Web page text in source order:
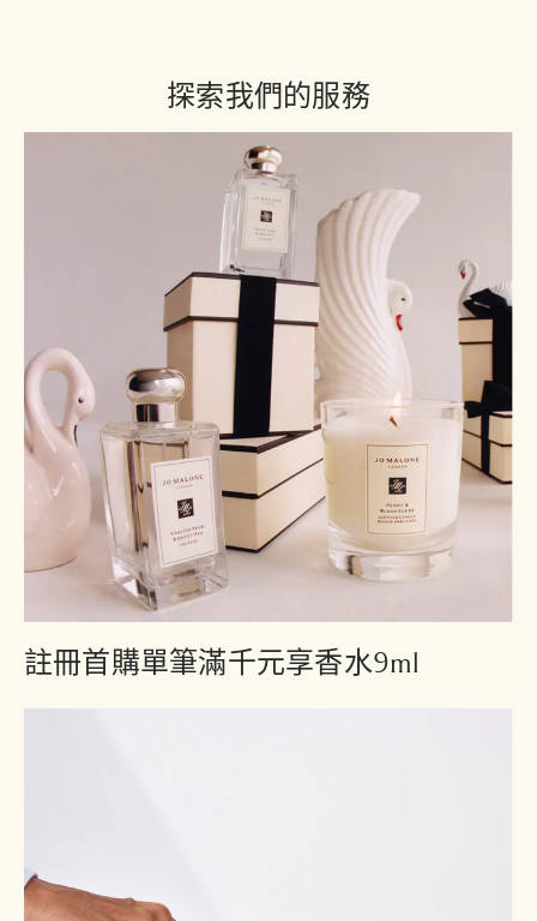
探索我們的服務
註冊首購單筆滿千元享香水9ml